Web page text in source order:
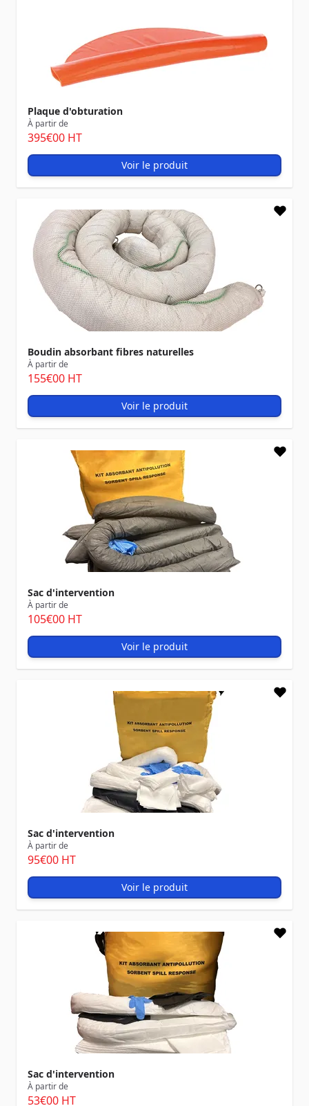
Plaque d'obturation
À partir de
395€00 HT
Voir le produit
Boudin absorbant fibres naturelles
À partir de
155€00 HT
Voir le produit
Sac d'intervention
À partir de
105€00 HT
Voir le produit
Sac d'intervention
À partir de
95€00 HT
Voir le produit
Sac d'intervention
À partir de
53€00 HT